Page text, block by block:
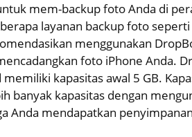
mem-backup foto Anda di
layanan backup foto
menggunakan
foto iPhone Anda.
kapasitas awal 5 GB.
banyak kapasitas dengan
Anda mendapatkan